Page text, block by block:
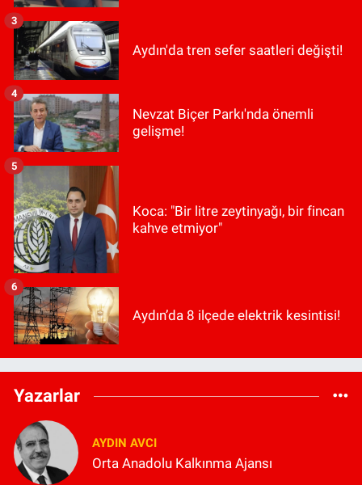
Aydın'da tren sefer saatleri değişti!
3
Nevzat Biçer Parkı'nda önemli
gelişme!
4
Koca: "Bir litre zeytinyağı, bir fincan
kahve etmiyor"
5
Aydın’da 8 ilçede elektrik kesintisi!
6
Yazarlar
AYDIN AVCI
Orta Anadolu Kalkınma Ajansı